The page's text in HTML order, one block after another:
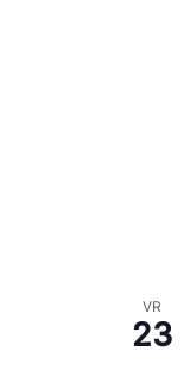
VR
23